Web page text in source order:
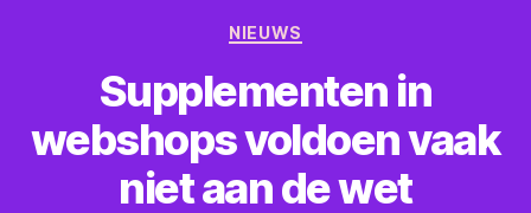
Categorieën
NIEUWS
Supplementen in
webshops voldoen vaak
niet aan de wet